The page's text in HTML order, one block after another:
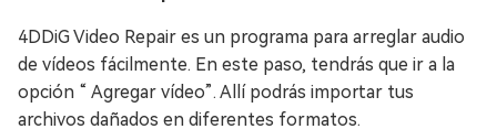
4DDiG Video Repair es un programa para arreglar audio
de vídeos fácilmente. En este paso, tendrás que ir a la
opción “ Agregar vídeo”. Allí podrás importar tus
archivos dañados en diferentes formatos.